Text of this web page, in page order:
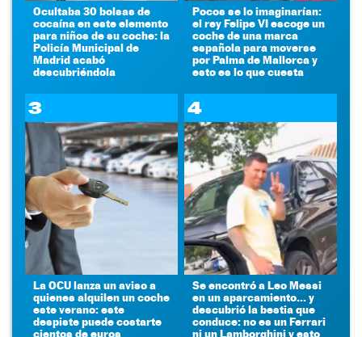
Ocultaba 30 bolsas de
cocaína en este elemento
para niños de su coche: la
Policía Municipal de
Madrid acabó
descubriéndola
Pocos se lo imaginarían:
el rey Felipe VI escoge un
coche de una marca
española para moverse
por Palma de Mallorca y
esto es lo que cuesta
3
La OCU lanza un aviso a
quienes alquilen un coche
este verano: este
despiste puede costarte
cientos de euros
4
Se encontró a Leo Messi
en un aparcamiento... y
descubrió la bestia que
conduce: no es un Ferrari
ni un Lamborghini y esto